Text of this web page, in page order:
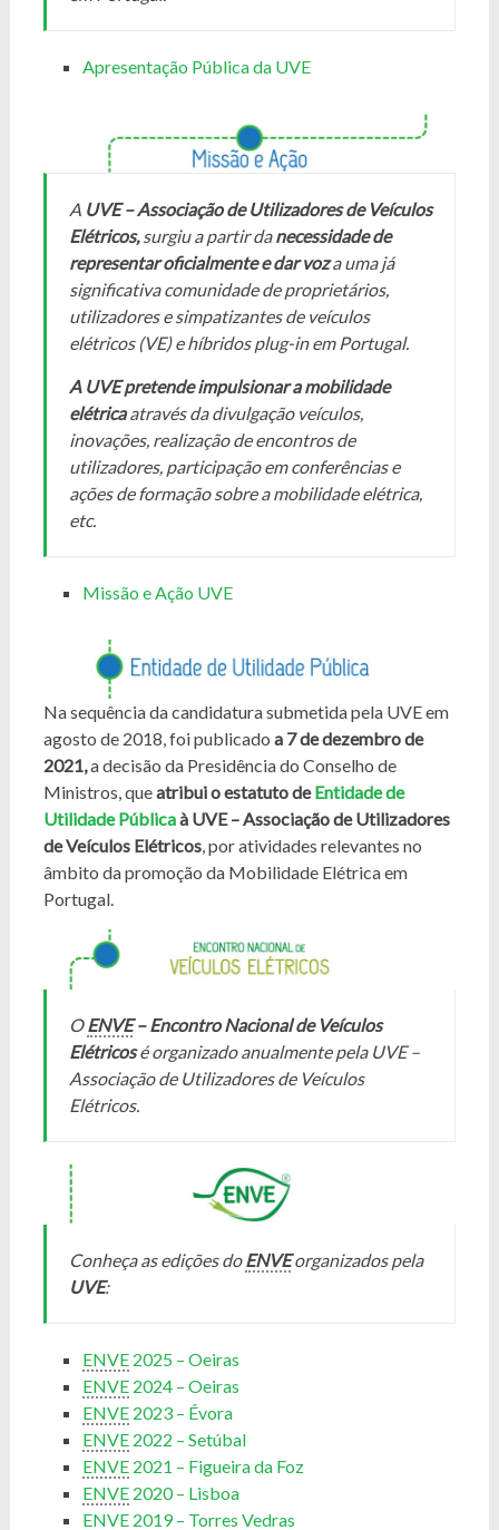
Apresentação Pública da UVE
A UVE – Associação de Utilizadores de Veículos
Elétricos,surgiu a partir danecessidade de
representar oficialmente e dar voza uma já
significativa comunidade de proprietários,
utilizadores e simpatizantes de veículos
elétricos (VE) e híbridos plug-in em Portugal.
A UVE pretende impulsionar a mobilidade
elétricaatravés da divulgação veículos,
inovações, realização de encontros de
utilizadores, participação em conferências e
ações de formação sobre a mobilidade elétrica,
etc.
Missão e Ação UVE
Na sequência da candidatura submetida pela UVE em
agosto de 2018, foi publicado a 7 de dezembro de
2021,a decisão da Presidência do Conselho de
Ministros, queatribui o estatuto deEntidade de
Utilidade Públicaà UVE – Associação de Utilizadores
de Veículos Elétricos, por atividades relevantes no
âmbito da promoção da Mobilidade Elétrica em
Portugal.
OENVE– Encontro Nacional de Veículos
Elétricosé organizado anualmente pela UVE –
Associação de Utilizadores de Veículos
Elétricos.
Conheça as edições doENVEorganizados pela
UVE:
ENVE2025 – Oeiras
ENVE2024 – Oeiras
ENVE2023 – Évora
ENVE2022 – Setúbal
ENVE2021 – Figueira da Foz
ENVE2020 – Lisboa
ENVE2019 – Torres Vedras